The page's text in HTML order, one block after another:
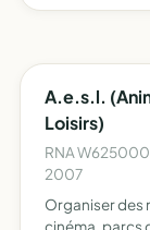
A.e.s.l.
Loisirs)
RNA
2007
Organiser des
cinéma, parcs